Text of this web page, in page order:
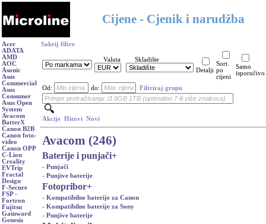
Cijene - Cjenik i narudžba
Acer
ADATA
AMD
AOC
Asonic
Asus
Commercial
Asus
Consumer
Asus Open
System
Avacom
BatterX
Canon B2B
Canon foto-
video
Canon OPP
C-Lion
Creality
EVTrip
Fractal
Design
F-Secure
FSP -
Fortron
Fujitsu
Gainward
Genesis
Sakrij filtre
Valuta
Skladište
Detalji
Sort.
po
cijeni
Samo
isporučivo
Od: do: Filtriraj grupu
Akcije Hitovi Novi
Avacom (246)
Baterije i punjači+
- Punjači
- Punjive baterije
Fotopribor+
- Kompatibilne baterije za Canon
- Kompatibilne baterije za Sony
- Punjive baterije